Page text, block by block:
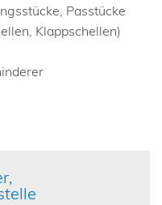
Passtücke
Klappschellen)